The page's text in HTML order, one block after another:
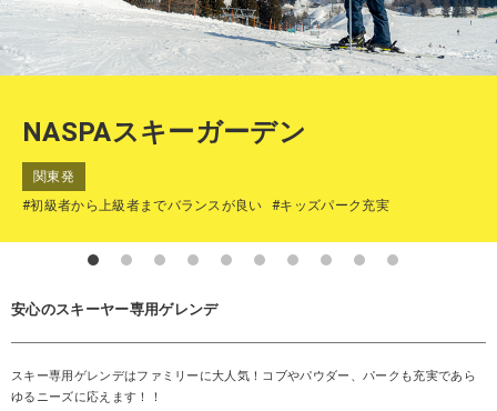
NASPAスキーガーデン
関東発
#初級者から上級者までバランスが良い
#キッズパーク充実
安心のスキーヤー専用ゲレンデ
スキー専用ゲレンデはファミリーに大人気！コブやパウダー、パークも充実であら
ゆるニーズに応えます！！